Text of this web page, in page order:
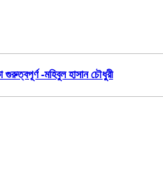
গুরুত্বপূর্ণ -মহিবুল হাসান চৌধুরী